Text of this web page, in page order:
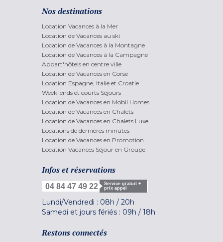
Nos destinations
Location Vacances à la Mer
Location de Vacances au ski
Location de Vacances à la Montagne
Location de Vacances à la Campagne
Appart'hôtels en centre ville
Location de Vacances en Corse
Location Espagne, Italie et Croatie
Week-ends et courts Séjours
Location de Vacances en Mobil Homes
Location de Vacances en Chalets
Location de Vacances en Chalets Luxe
Locations de dernières minutes
Location de Vacances en Promotion
Location Vacances Séjour en Groupe
Infos et réservations
04 84 47 49 22
Service gratuit +
prix appel
Lundi/Vendredi : 08h / 20h
Samedi et jours fériés : 09h / 18h
Restons connectés